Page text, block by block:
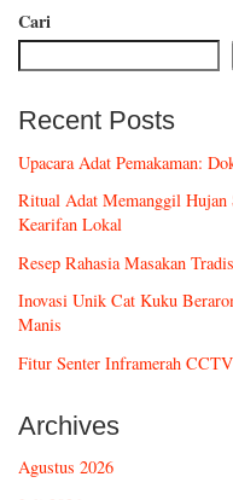
Cari
Recent Posts
Upacara Adat Pemakaman:
Ritual Adat Memanggil Hujan
Kearifan Lokal
Resep Rahasia Masakan
Inovasi Unik Cat Kuku
Manis
Fitur Senter Inframerah
Archives
Agustus 2026